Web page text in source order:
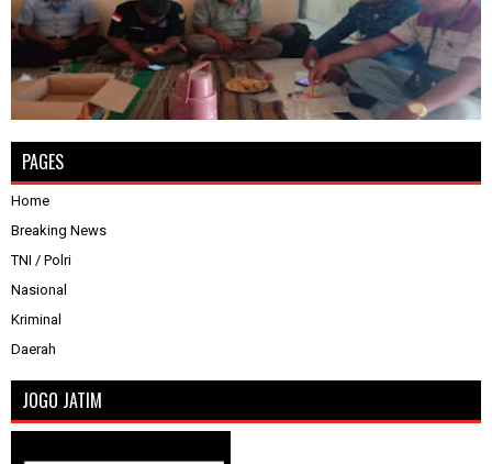
PAGES
Home
Breaking News
TNI / Polri
Nasional
Kriminal
Daerah
JOGO JATIM